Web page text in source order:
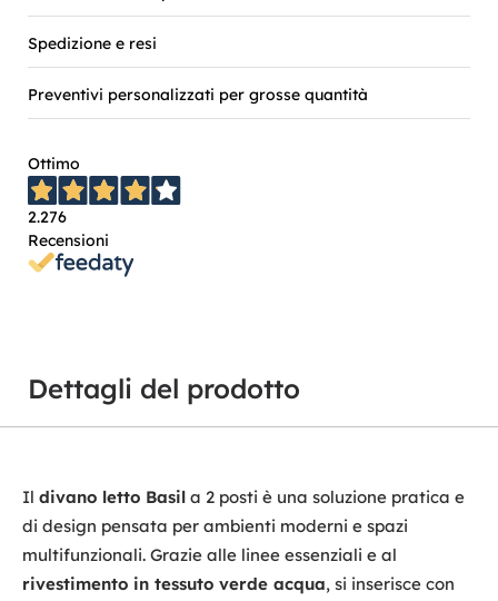
Spedizione e resi
Preventivi personalizzati per grosse quantità
Ottimo
2.276
Recensioni
Dettagli del prodotto
Il divano letto Basil a 2 posti è una soluzione pratica e
di design pensata per ambienti moderni e spazi
multifunzionali. Grazie alle linee essenziali e al
rivestimento in tessuto verde acqua, si inserisce con